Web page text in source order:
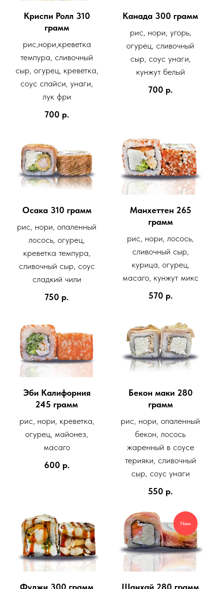
Криспи Ролл 310
грамм
рис,нори,креветка
темпура, сливочный
сыр, огурец, креветка,
соус спайси, унаги,
лук фри
700 р.
Канада 300 грамм
рис, нори, угорь,
огурец, сливочный
сыр, соус унаги,
кунжут белый
700 р.
Осака 310 грамм
рис, нори, опаленный
лосось, огурец,
креветка темпура,
сливочный сыр, соус
сладкий чили
750 р.
Манхеттен 265
грамм
рис, нори, лосось,
сливочный сыр,
курица, огурец,
масаго, кунжут микс
570 р.
Эби Калифорния
245 грамм
рис, нори, креветка,
огурец, майонез,
масаго
600 р.
Бекон маки 280
грамм
рис, нори, опаленный
бекон, лосось
жаренный в соусе
терияки, сливочный
сыр, соус унаги
550 р.
Фуджи 300 грамм
New
Шанхай 280 грамм